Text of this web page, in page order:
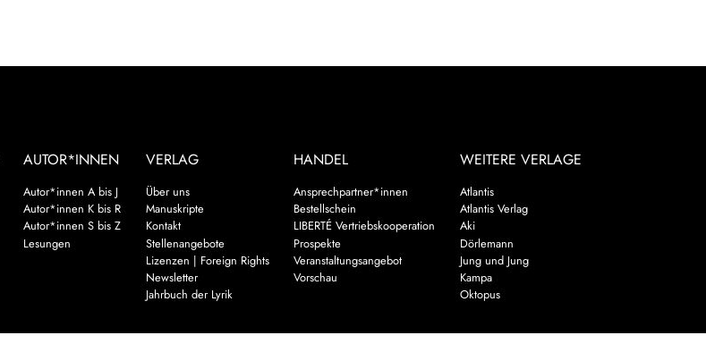
AUTOR*INNEN
Autor*innen A bis J
Autor*innen K bis R
Autor*innen S bis Z
Lesungen
VERLAG
Über uns
Manuskripte
Kontakt
Stellenangebote
Lizenzen | Foreign Rights
Newsletter
Jahrbuch der Lyrik
HANDEL
Ansprechpartner*innen
Bestellschein
LIBERTÉ Vertriebskooperation
Prospekte
Veranstaltungsangebot
Vorschau
WEITERE VERLAGE
Atlantis
Atlantis Verlag
Aki
Dörlemann
Jung und Jung
Kampa
Oktopus